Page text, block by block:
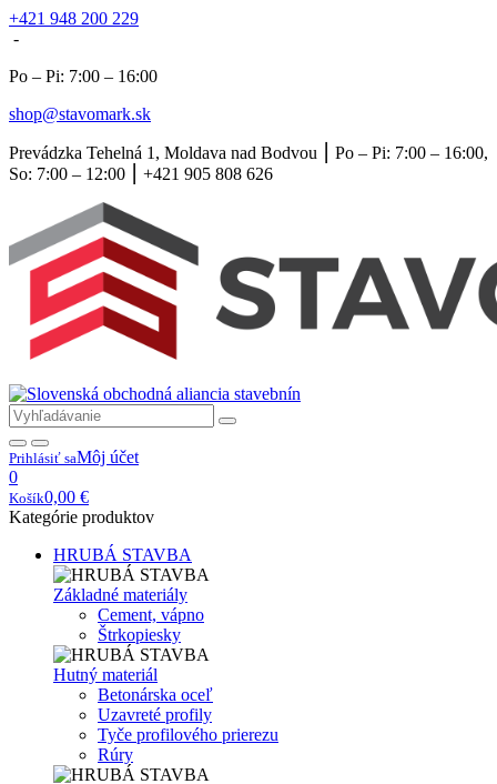
+421 948 200 229
-
Po – Pi: 7:00 – 16:00
shop@stavomark.sk
Prevádzka Tehelná 1, Moldava nad Bodvou ⎮ Po – Pi: 7:00 – 16:00,
So: 7:00 – 12:00 ⎮ +421 905 808 626
Prihlásiť saMôj účet
0
Košík0,00 €
Kategórie produktov
HRUBÁ STAVBA
Základné materiály
Cement, vápno
Štrkopiesky
Hutný materiál
Betonárska oceľ
Uzavreté profily
Tyče profilového prierezu
Rúry